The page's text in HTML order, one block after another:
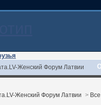
Женский Форум Латвии
Женский Форум Латвии >